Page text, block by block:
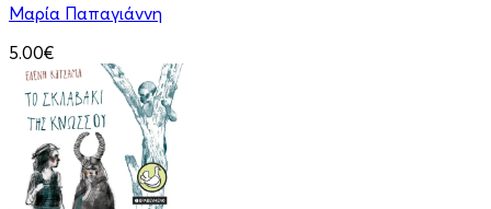
Μαρία Παπαγιάννη
5.00€